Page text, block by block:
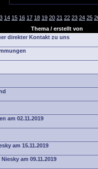
14 15 16 17 18 19 20 21 22 23 24 25
Thema / erstellt von
direkter Kontakt zu uns
am 02.11.2019
am 15.11.2019
am 09.11.2019